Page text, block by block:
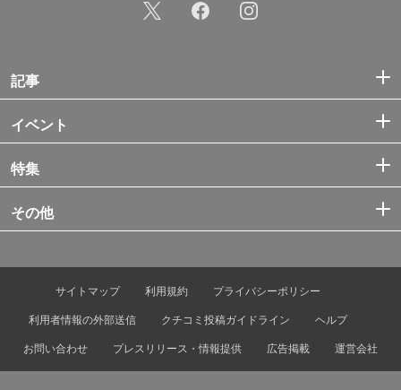
記事
イベント
特集
その他
サイトマップ 利用規約
プライバシーポリシー
利用者情報の外部送信
クチコミ投稿ガイドライン
ヘルプ
お問い合わせ
プレスリリース・情報提供 広告掲載 運営会社